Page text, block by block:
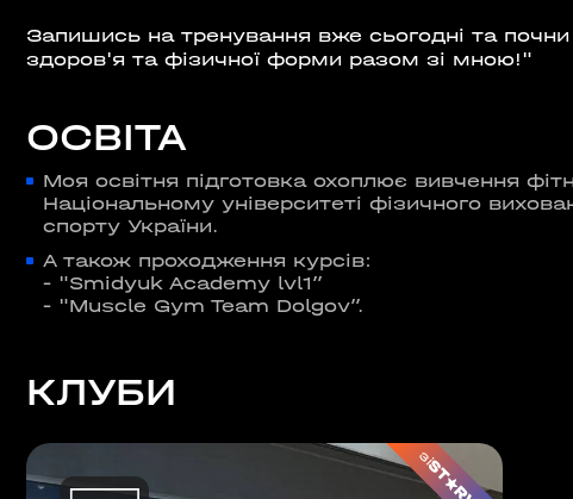
02000
🌳
Запишись на тренування вже сьогодні та
здоров'я та фізичної форми разом зі мною!"
ОСВІТА
Моя освітня підготовка охоплює вивчення
Національному університеті фізичного
спорту України.
А також проходження курсів:
- "Smidyuk Academy lvl1”
- "Muscle Gym Team Dolgov”.
КЛУБИ
зі